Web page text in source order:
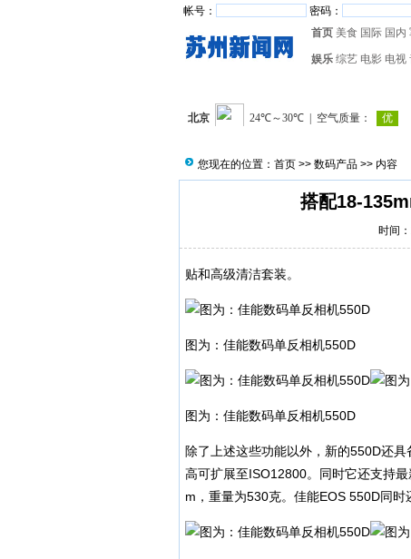
帐号： 密码：
首页 美食 国际 国内
娱乐 综艺 电影 电视
您现在的位置： 首页 >> 数码产品 >> 内容
搭配18-
时间
贴和高级清洁套装。
图为：佳能数码单反相机550D
图为：佳能数码单反相机550D
除了上述这些功能以外，新的550D还
高可扩展至ISO12800。同时它还支持
m，重量为530克。佳能EOS 550D同时